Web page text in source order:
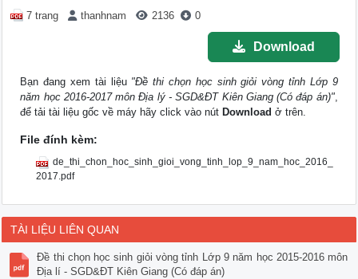
7 trang thanhnam 2136 0
Download
Bạn đang xem tài liệu "Đề thi chọn học sinh giỏi vòng tỉnh Lớp 9
năm học 2016-2017 môn Địa lý - SGD&ĐT Kiên Giang (Có đáp án)",
để tải tài liệu gốc về máy hãy click vào nút Download ở trên.
File đính kèm:
de_thi_chon_hoc_sinh_gioi_vong_tinh_lop_9_nam_hoc_2016_
2017.pdf
TÀI LIỆU LIÊN QUAN
Đề thi chọn học sinh giỏi vòng tỉnh Lớp 9 năm học 2015-2016 môn
Địa lí - SGD&ĐT Kiên Giang (Có đáp án)